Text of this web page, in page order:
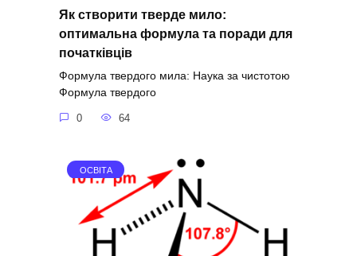
Як створити тверде мило:
оптимальна формула та поради для
початківців
Формула твердого мила: Наука за чистотою
Формула твердого
0 64
ОСВІТА